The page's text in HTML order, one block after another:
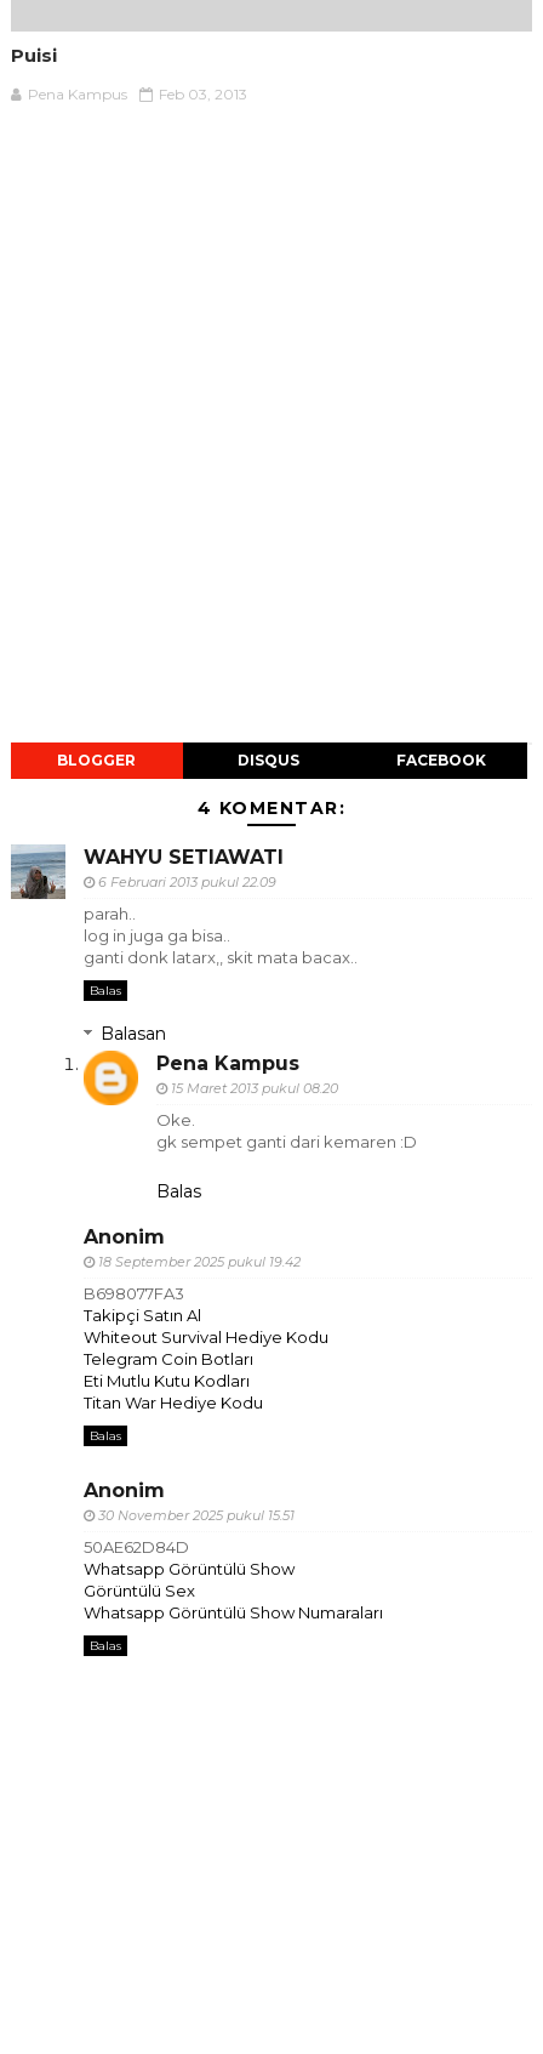
Puisi
Pena Kampus Feb 03, 2013
BLOGGER DISQUS FACEBOOK
4 KOMENTAR:
WAHYU SETIAWATI
6 Februari 2013 pukul 22.09
parah..
log in juga ga bisa..
ganti donk latarx,, skit mata bacax..
Balas
Balasan
Pena Kampus
15 Maret 2013 pukul 08.20
Oke.
gk sempet ganti dari kemaren :D
Balas
Anonim
18 September 2025 pukul 19.42
B698077FA3
Takipçi Satın Al
Whiteout Survival Hediye Kodu
Telegram Coin Botları
Eti Mutlu Kutu Kodları
Titan War Hediye Kodu
Balas
Anonim
30 November 2025 pukul 15.51
50AE62D84D
Whatsapp Görüntülü Show
Görüntülü Sex
Whatsapp Görüntülü Show Numaraları
Balas